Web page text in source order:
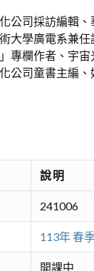
公司採訪編輯
大學廣電系兼
專欄作者、宇
公司童書主編
說明
241006
113年 春
開課中